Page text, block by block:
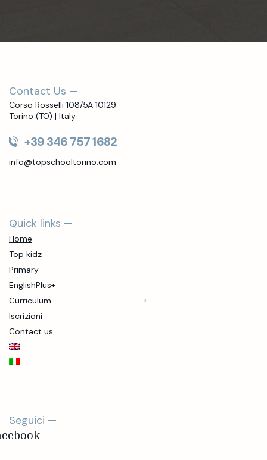
Contact Us —
Corso Rosselli 108/5A 10129
Torino (TO) | Italy
+39 346 757 1682
info@topschooltorino.com
Quick links —
Home
Top kidz
Primary
EnglishPlus+
Curriculum
Iscrizioni
Contact us
Seguici —